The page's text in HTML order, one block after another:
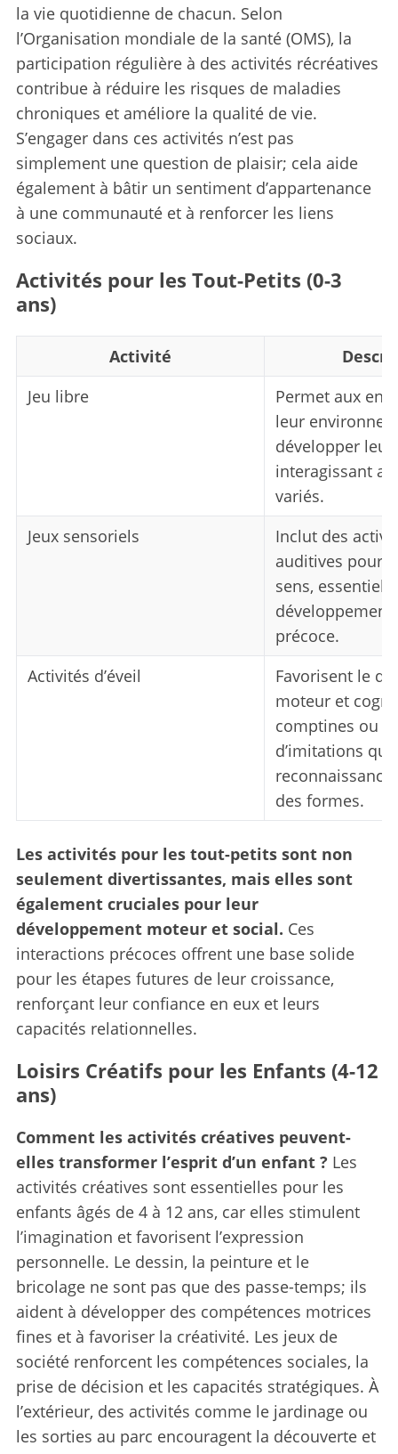
la vie quotidienne de chacun. Selon
l’Organisation mondiale de la santé (OMS), la
participation régulière à des activités récréatives
contribue à réduire les risques de maladies
chroniques et améliore la qualité de vie.
S’engager dans ces activités n’est pas
simplement une question de plaisir; cela aide
également à bâtir un sentiment d’appartenance
à une communauté et à renforcer les liens
sociaux.
Activités pour les Tout-Petits (0-3
ans)
Activité
Jeu libre
Permet aux
leur
développer
interagissant
variés.
Jeux sensoriels
Inclut des
auditives pour
sens,
précoce.
Activités d’éveil
Favorisent le
moteur et
comptines ou
d’imitations qui
des formes.
Les activités pour les tout-petits sont non
seulement divertissantes, mais elles sont
également cruciales pour leur
développement moteur et social. Ces
interactions précoces offrent une base solide
pour les étapes futures de leur croissance,
renforçant leur confiance en eux et leurs
capacités relationnelles.
Loisirs Créatifs pour les Enfants (4-12
ans)
Comment les activités créatives peuvent-
elles transformer l’esprit d’un enfant ? Les
activités créatives sont essentielles pour les
enfants âgés de 4 à 12 ans, car elles stimulent
l’imagination et favorisent l’expression
personnelle. Le dessin, la peinture et le
bricolage ne sont pas que des passe-temps; ils
aident à développer des compétences motrices
fines et à favoriser la créativité. Les jeux de
société renforcent les compétences sociales, la
prise de décision et les capacités stratégiques. À
l’extérieur, des activités comme le jardinage ou
les sorties au parc encouragent la découverte et